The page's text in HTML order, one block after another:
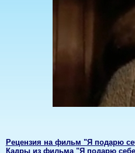
Рецензия на фильм "Я подарю
Кадры из фильма "Я подарю